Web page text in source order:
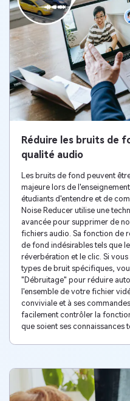
Réduire les bruits de
qualité audio
Les bruits de fond peuvent
majeure lors de
étudiants d'entendre et de
Noise Reducer utilise une
avancée pour supprimer de
fichiers audio. Sa fonction de
de fond indésirables tels que
réverbération et le clic. Si
types de bruit spécifiques,
"Débruitage" pour réduire
l'ensemble de votre fichier
conviviale et à ses
facilement contrôler la
que soient ses connaissances